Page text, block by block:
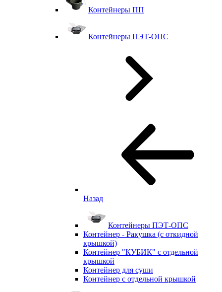
Контейнеры ПП
Контейнеры ПЭТ-ОПС
Назад
Контейнеры ПЭТ-ОПС
Контейнер - Ракушка (с откидной
крышкой)
Контейнер "КУБИК" с отдельной
крышкой
Контейнер для суши
Контейнер с отдельной крышкой